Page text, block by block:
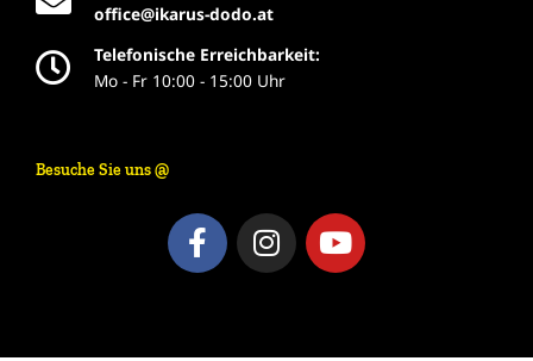
office@ikarus-dodo.at
Telefonische Erreichbarkeit:
Mo - Fr 10:00 - 15:00 Uhr
Besuche Sie uns @
F
a
I
n
Y
o